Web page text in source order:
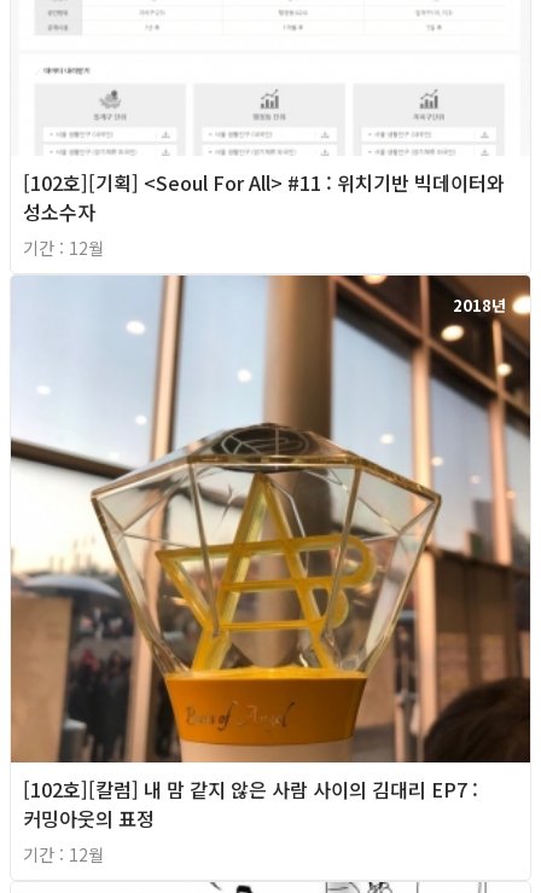
[102호][기획] <Seoul For All> #11 : 위치기반 빅데이터와
성소수자
기간 : 12월
2018년
[102호][칼럼] 내 맘 같지 않은 사람 사이의 김대리 EP7 :
커밍아웃의 표정
기간 : 12월